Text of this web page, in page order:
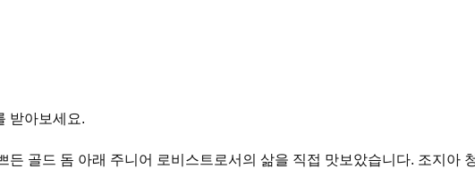
받아보세요.
골드 돔 아래 주니어 로비스트로서의 삶을 직접 맛보았습니다. 조지아